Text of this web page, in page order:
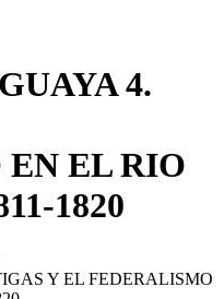
4.
EL RIO
1820